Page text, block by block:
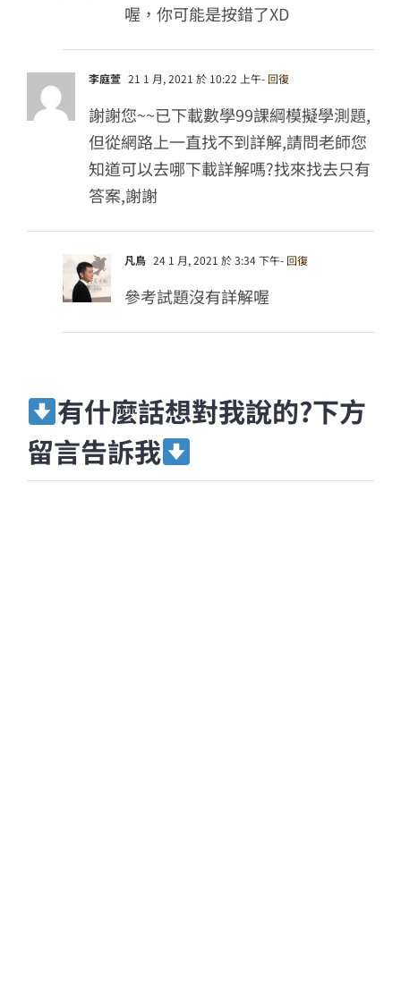
喔，你可能是按錯了XD
李庭萱 21 1 月, 2021 於 10:22 上午- 回復
謝謝您~~已下載數學99課綱模擬學測題,
但從網路上一直找不到詳解,請問老師您
知道可以去哪下載詳解嗎?找來找去只有
答案,謝謝
凡鳥 24 1 月, 2021 於 3:34 下午- 回復
參考試題沒有詳解喔
有什麼話想對我說的?下方
留言告訴我